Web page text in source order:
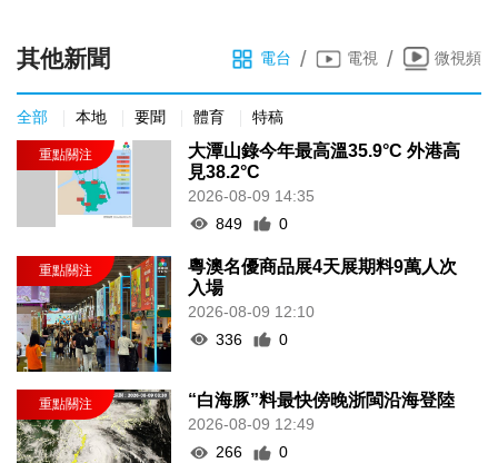
其他新聞 電台 / 電視 / 微視頻
全部 本地 要聞 體育 特稿
大潭山錄今年最高溫35.9°C 外港高
見38.2°C
2026-08-09 14:35
849
0
粵澳名優商品展4天展期料9萬人次
入場
2026-08-09 12:10
336
0
“白海豚”料最快傍晚浙閩沿海登陸
2026-08-09 12:49
266
0